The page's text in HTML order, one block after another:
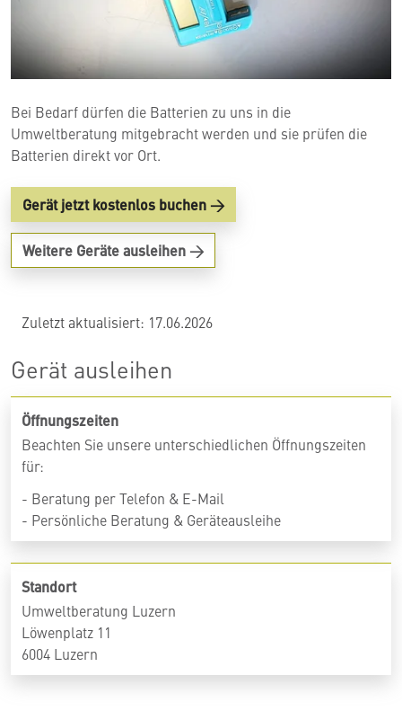
Bei Bedarf dürfen die Batterien zu uns in die
Umweltberatung mitgebracht werden und sie prüfen die
Batterien direkt vor Ort.
Gerät jetzt kostenlos buchen
Weitere Geräte ausleihen
Zuletzt aktualisiert: 17.06.2026
Gerät ausleihen
Öffnungszeiten
Beachten Sie unsere unterschiedlichen Öffnungszeiten
für:
- Beratung per Telefon & E-Mail
- Persönliche Beratung & Geräteausleihe
Standort
Umweltberatung Luzern
Löwenplatz 11
6004 Luzern